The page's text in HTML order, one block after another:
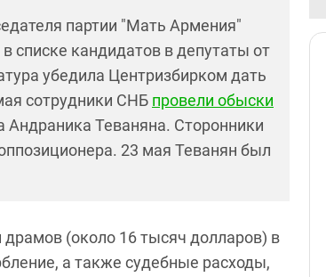
партии "Мать Армения"
списке кандидатов в депутаты от
убедила Центризбирком дать
сотрудники СНБ провели обыски
Андраника Теваняна. Сторонники
23 мая Теванян был
(около 16 тысяч долларов) в
а также судебные расходы,